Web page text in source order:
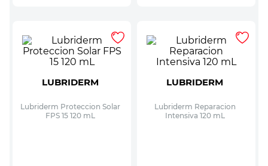
LUBRIDERM
Lubriderm Proteccion Solar
FPS 15 120 mL
LUBRIDERM
Lubriderm Reparacion
Intensiva 120 mL